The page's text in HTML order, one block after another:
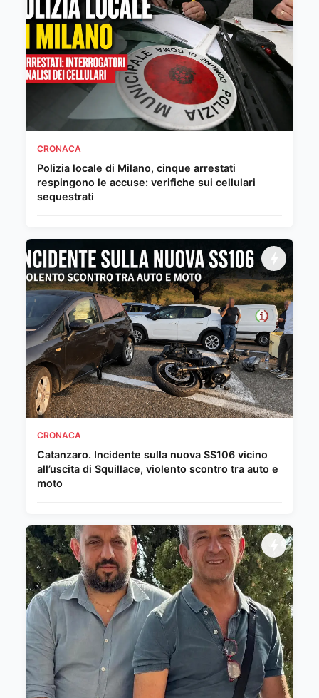
CRONACA
Polizia locale di Milano, cinque arrestati
respingono le accuse: verifiche sui cellulari
sequestrati
CRONACA
Catanzaro. Incidente sulla nuova SS106 vicino
all’uscita di Squillace, violento scontro tra auto e
moto